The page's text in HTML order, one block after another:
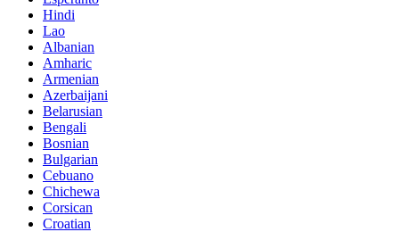
Hindi
Lao
Albanian
Amharic
Armenian
Azerbaijani
Belarusian
Bengali
Bosnian
Bulgarian
Cebuano
Chichewa
Corsican
Croatian